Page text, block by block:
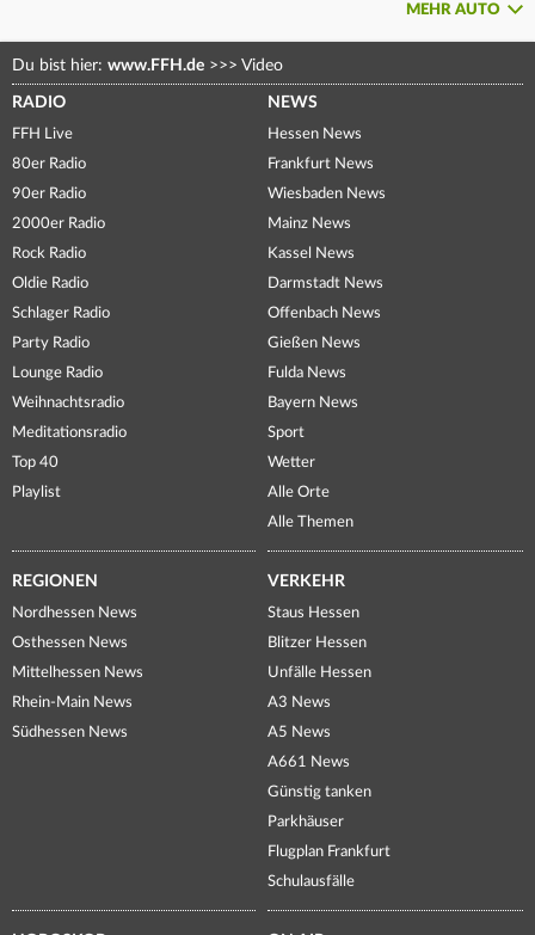
MEHR AUTO
Du bist hier: www.FFH.de >>> Video
RADIO
FFH Live
80er Radio
90er Radio
2000er Radio
Rock Radio
Oldie Radio
Schlager Radio
Party Radio
Lounge Radio
Weihnachtsradio
Meditationsradio
Top 40
Playlist
NEWS
Hessen News
Frankfurt News
Wiesbaden News
Mainz News
Kassel News
Darmstadt News
Offenbach News
Gießen News
Fulda News
Bayern News
Sport
Wetter
Alle Orte
Alle Themen
REGIONEN
Nordhessen News
Osthessen News
Mittelhessen News
Rhein-Main News
Südhessen News
VERKEHR
Staus Hessen
Blitzer Hessen
Unfälle Hessen
A3 News
A5 News
A661 News
Günstig tanken
Parkhäuser
Flugplan Frankfurt
Schulausfälle